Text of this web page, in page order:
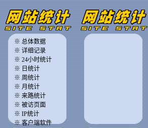
※ 总体数据
※ 详细记录
※ 24小时统计
※ 日统计
※ 周统计
※ 月统计
※ 来路统计
※ 被访页面
※ IP统计
※ 客户端软件